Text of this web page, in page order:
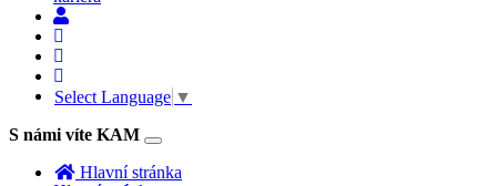
Select Language ▼
S námi víte KAM
Toggle
navigation
Hlavní stránka